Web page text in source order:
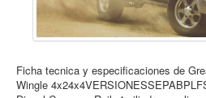
Ficha tecnica y especificaciones de
Wingle